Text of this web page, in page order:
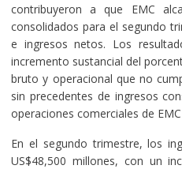
contribuyeron a que EMC
consolidados para el segundo
e ingresos netos. Los
incremento sustancial del
bruto y operacional que no
sin precedentes de ingresos
operaciones comerciales de
En el segundo trimestre, los
US$48,500 millones, con un